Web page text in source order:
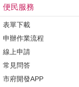
便民服務
表單下載
申辦作業流程
線上申請
常見問答
市府開發APP